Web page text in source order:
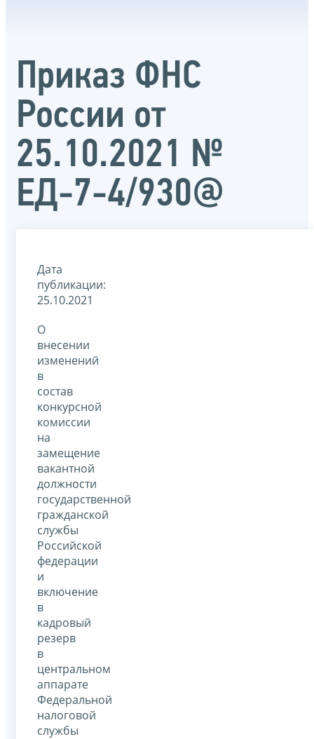
Приказ ФНС
России от
25.10.2021 №
ЕД-7-4/930@
Дата
публикации:
25.10.2021
О
внесении
изменений
в
состав
конкурсной
комиссии
на
замещение
вакантной
должности
государственной
гражданской
службы
Российской
федерации
и
включение
в
кадровый
резерв
в
центральном
аппарате
Федеральной
налоговой
службы